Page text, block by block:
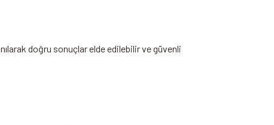
doğru sonuçlar​ elde edilebilir ⁣ve güvenli